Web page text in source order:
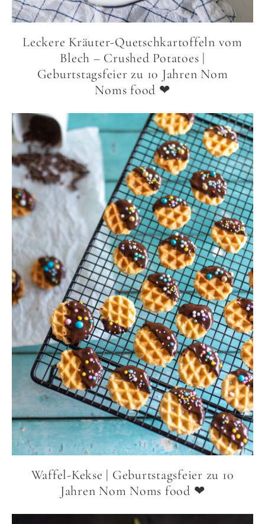
Leckere Kräuter-Quetschkartoffeln vom
Blech – Crushed Potatoes |
Geburtstagsfeier zu 10 Jahren Nom
Noms food ❤
Waffel-Kekse | Geburtstagsfeier zu 10
Jahren Nom Noms food ❤